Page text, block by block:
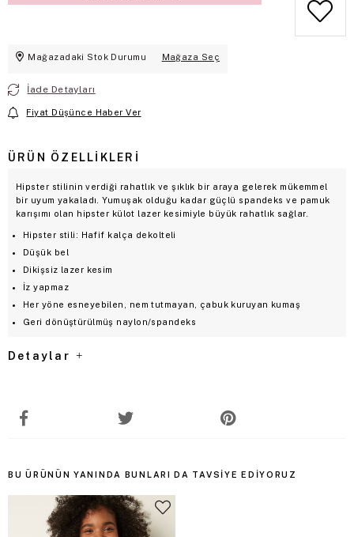
Mağazadaki Stok Durumu Mağaza Seç
İade Detayları
Fiyat Düşünce Haber Ver
ÜRÜN ÖZELLIKLERI
Hipster stilinin verdiği rahatlık ve şıklık bir araya gelerek mükemmel
bir uyum yakaladı. Yumuşak olduğu kadar güçlü spandeks ve pamuk
karışımı olan hipster külot lazer kesimiyle büyük rahatlık sağlar.
Hipster stili: Hafif kalça dekolteli
Düşük bel
Dikişsiz lazer kesim
İz yapmaz
Her yöne esneyebilen, nem tutmayan, çabuk kuruyan kumaş
Geri dönüştürülmüş naylon/spandeks
Detaylar
BU ÜRÜNÜN YANINDA BUNLARI DA TAVSIYE EDIYORUZ